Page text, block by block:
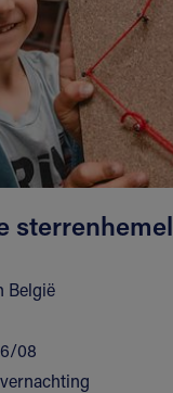
sterrenhemel
België
08